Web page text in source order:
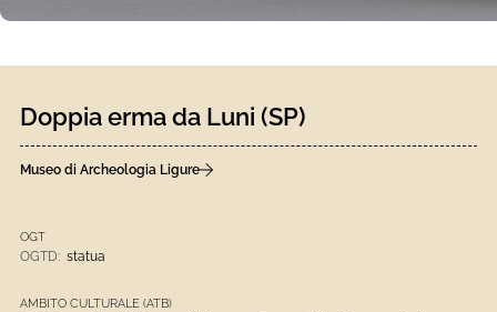
Doppia erma da Luni (SP)
Museo di Archeologia Ligure
OGT
OGTD: statua
AMBITO CULTURALE (ATB)